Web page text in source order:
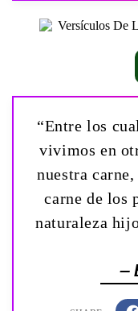
“Entre los
vivimos en
nuestra
carne de los
naturaleza
—